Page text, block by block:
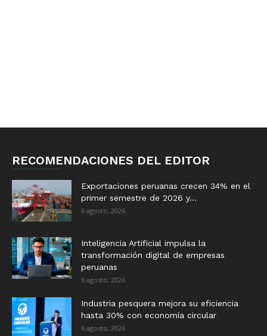
RECOMENDACIONES DEL EDITOR
Exportaciones peruanas crecen 34% en el
primer semestre de 2026 y...
6 agosto, 2026
Inteligencia Artificial impulsa la
transformación digital de empresas
peruanas
6 agosto, 2026
Industria pesquera mejora su eficiencia
hasta 30% con economía circular
6 agosto, 2026